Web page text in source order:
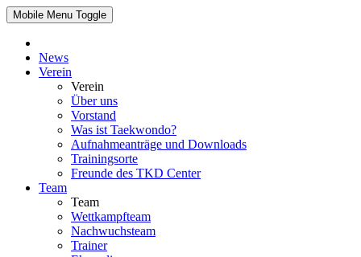
Mobile Menu Toggle
News
Verein
Verein
Über uns
Vorstand
Was ist Taekwondo?
Aufnahmeanträge und Downloads
Trainingsorte
Freunde des TKD Center
Team
Team
Wettkampfteam
Nachwuchsteam
Trainer